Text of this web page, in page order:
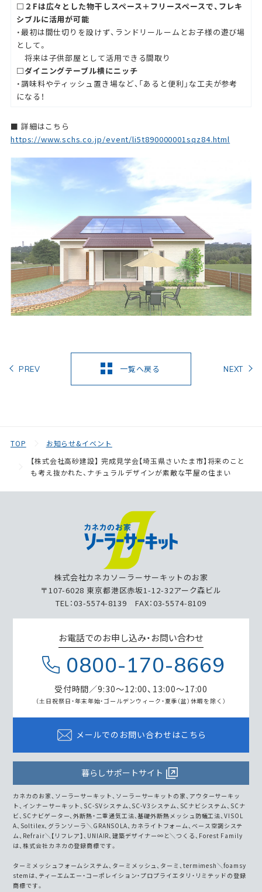
□２Fは広々とした物干しスペース＋フリースペースで、フレキ
シブルに活用が可能
・最初は間仕切りを設けず、ランドリールームとお子様の遊び場
として。
将来は子供部屋として活用できる間取り
□ダイニングテーブル横にニッチ
・調味料やティッシュ置き場など、「あると便利」な工夫が参考
になる！
■ 詳細はこちら
https://www.schs.co.jp/event/li5t890000001sqz84.html
PREV 一覧へ戻る NEXT
TOP
お知らせ&イベント
【株式会社高砂建設】 完成見学会【埼玉県さいたま市】将来のこと
も考え抜かれた、ナチュラルデザインが素敵な平屋の住まい
株式会社カネカソーラーサーキットのお家
〒107-6028 東京都港区赤坂1-12-32アーク森ビル
TEL：03-5574-8139 FAX：03-5574-8109
お電話でのお申し込み・お問い合わせ
0800-170-8669
受付時間／9:30～12:00、13:00～17:00
（土日祝祭日・年末年始・ゴールデンウィーク・夏季（盆）休暇を除く）
メールでのお問い合わせはこちら
暮らしサポートサイト
カネカのお家、ソーラーサーキット、ソーラーサーキットの家、アウターサーキッ
ト、インナーサーキット、SC-SVシステム、SC-V3システム、SCナビシステム、SCナ
ビ、SCナビゲーター、外断熱・二重通気工法、基礎外断熱メッシュ防蟻工法、VISOL
A、Soltilex、グランソーラ＼GRANSOLA、カネライトフォーム、ベース空調システ
ム、Refrair＼【リフレア】、UNIAIR、建築デザイナー∞と＼つくる、Forest Family
は、株式会社カネカの登録商標です。
ターミメッシュフォームシステム、ターミメッシュ、ターミ、termimesh＼foamsy
stemは、ティーエムエー・コーポレイション・プロプライエタリ・リミテッドの登録
商標です。